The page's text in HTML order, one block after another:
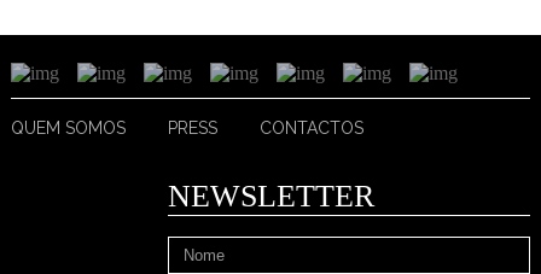
QUEM SOMOS PRESS CONTACTOS
NEWSLETTER